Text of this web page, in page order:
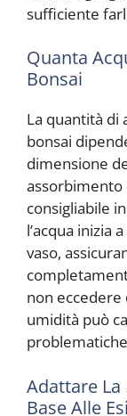
sufficiente
Quanta
Bonsai
La quantità di
bonsai
dimensione
assorbimento
consigliabile
l’acqua inizia
vaso,
non eccedere
umidità può
Adattare La
Base Alle